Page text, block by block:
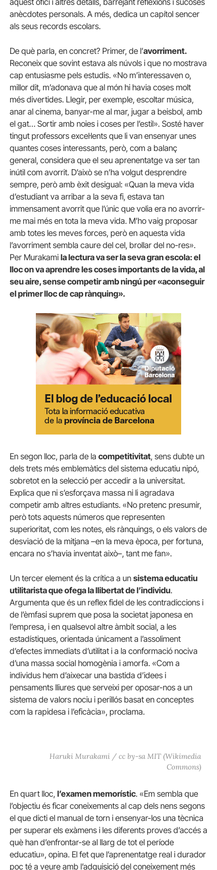
aquest ofici i altres detalls, barrejant reflexions i sucoses
anècdotes personals. A més, dedica un capítol sencer
als seus records escolars.
De què parla, en concret? Primer, de l’avorriment.
Reconeix que sovint estava als núvols i que no mostrava
cap entusiasme pels estudis. «No m’interessaven o,
millor dit, m’adonava que al món hi havia coses molt
més divertides. Llegir, per exemple, escoltar música,
anar al cinema, banyar-me al mar, jugar a beisbol, amb
el gat… Sortir amb noies i coses per l’estil». Sosté haver
tingut professors excel·lents que li van ensenyar unes
quantes coses interessants, però, com a balanç
general, considera que el seu aprenentatge va ser tan
inútil com avorrit. D’això se n’ha volgut desprendre
sempre, però amb èxit desigual: «Quan la meva vida
d’estudiant va arribar a la seva fi, estava tan
immensament avorrit que l’únic que volia era no avorrir-
me mai més en tota la meva vida. M’ho vaig proposar
amb totes les meves forces, però en aquesta vida
l’avorriment sembla caure del cel, brollar del no-res».
Per Murakami la lectura va ser la seva gran escola: el
lloc on va aprendre les coses importants de la vida, al
seu aire, sense competir amb ningú per «aconseguir
el primer lloc de cap rànquing».
En segon lloc, parla de la competitivitat, sens dubte un
dels trets més emblemàtics del sistema educatiu nipó,
sobretot en la selecció per accedir a la universitat.
Explica que ni s’esforçava massa ni li agradava
competir amb altres estudiants. «No pretenc presumir,
però tots aquests números que representen
superioritat, com les notes, els rànquings, o els valors de
desviació de la mitjana –en la meva època, per fortuna,
encara no s’havia inventat això–, tant me fan».
Un tercer element és la crítica a un sistema educatiu
utilitarista que ofega la llibertat de l’individu.
Argumenta que és un reflex fidel de les contradiccions i
de l’èmfasi suprem que posa la societat japonesa en
l’empresa, i en qualsevol altre àmbit social, a les
estadístiques, orientada únicament a l’assoliment
d’efectes immediats d’utilitat i a la conformació nociva
d’una massa social homogènia i amorfa. «Com a
individus hem d’aixecar una bastida d’idees i
pensaments lliures que serveixi per oposar-nos a un
sistema de valors nociu i perillós basat en conceptes
com la rapidesa i l’eficàcia», proclama.
Haruki Murakami / cc by-sa MIT (Wikimedia
Commons)
En quart lloc, l’examen memorístic. «Em sembla que
l’objectiu és ficar coneixements al cap dels nens segons
el que dicti el manual de torn i ensenyar-los una tècnica
per superar els exàmens i les diferents proves d’accés a
què han d’enfrontar-se al llarg de tot el període
educatiu», opina. El fet que l’aprenentatge real i durador
poc té a veure amb l’adquisició del coneixement més